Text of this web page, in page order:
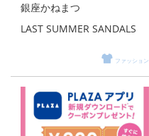
銀座かねまつ
LAST SUMMER SANDALS
ファッション